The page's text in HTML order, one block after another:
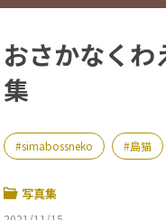
おさかなくわ
集
simabossneko 島猫
写真集